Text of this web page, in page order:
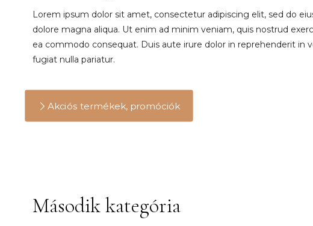
Lorem ipsum dolor sit amet, consectetur adipiscing elit, sed do
dolore magna aliqua. Ut enim ad minim veniam, quis nostrud
ea commodo consequat. Duis aute irure dolor in reprehenderit in
fugiat nulla pariatur.
Akciós termékek, promóciók
Második kategória